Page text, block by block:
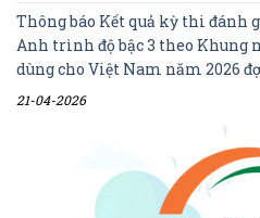
Thông báo Kết quả kỳ thi đánh
Anh trình độ bậc 3 theo Khung
dùng cho Việt Nam năm 2026
21-04-2026